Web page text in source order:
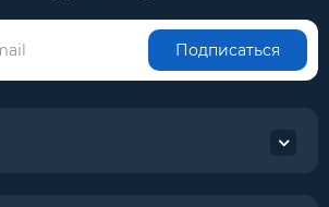
Подписаться